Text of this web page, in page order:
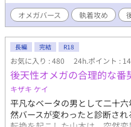
オメガバース 執着攻め
長編 完結 R18
お気に入り : 480 24h.ポイント : 14
後天性オメガの合理的な番
キザキ ケイ
平凡なベータの男として二十
然バースが変わったと診断さ